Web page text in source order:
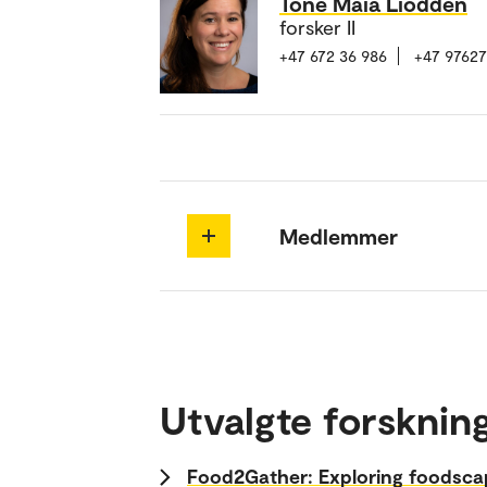
forsker II
+47 672 36 986 +47
Medlemmer
Utvalgte
Food2Gather: Exploring